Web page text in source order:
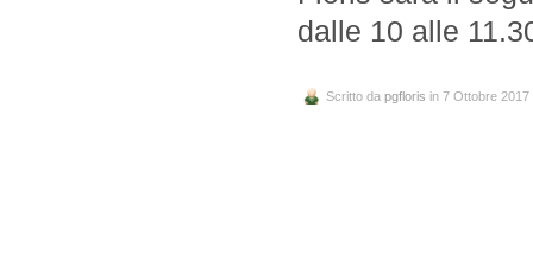
dalle 10 alle
Scritto da pgfloris in 7 Ottobre 2017